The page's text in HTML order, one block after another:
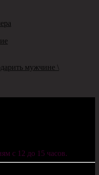
мужчине \
с 12 до 15 часов.